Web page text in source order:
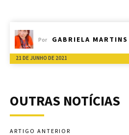
Por GABRIELA MARTINS
21 DE JUNHO DE 2021
OUTRAS NOTÍCIAS
ARTIGO ANTERIOR